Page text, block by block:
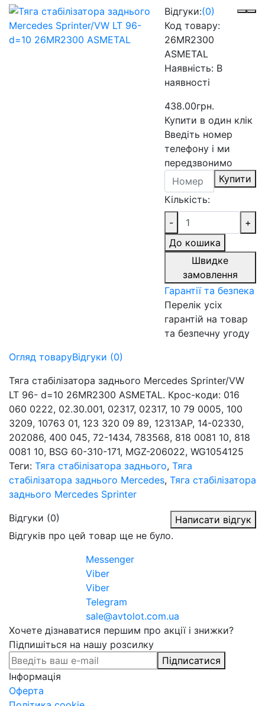
Відгуки:(0)
Код товару:
26MR2300
ASMETAL
Наявність: В
наявності
438.00грн.
Купити в один клік
Введіть номер
телефону і ми
передзвонимо
Купити
Кількість:
-
+
До кошика
Швидке
замовлення
Гарантії та безпека
Перелік усіх
гарантій на товар
та безпечну угоду
Огляд товаруВідгуки (0)
Тяга стабілізатора заднього Mercedes Sprinter/VW
LT 96- d=10 26MR2300 ASMETAL. Крос-коди: 016
060 0222, 02.30.001, 02317, 02317, 10 79 0005, 100
3209, 10763 01, 123 320 09 89, 12313AP, 14-02330,
202086, 400 045, 72-1434, 783568, 818 0081 10, 818
0081 10, BSG 60-310-171, MGZ-206022, WG1054125
Теги: Тяга стабілізатора заднього, Тяга
стабілізатора заднього Mercedes, Тяга стабілізатора
заднього Mercedes Sprinter
Відгуки (0)
Написати відгук
Відгуків про цей товар ще не було.
Messenger
Viber
Viber
Telegram
sale@avtolot.com.ua
Хочете дізнаватися першим про акції і знижки?
Підпишіться на нашу розсилку
Підписатися
Інформація
Оферта